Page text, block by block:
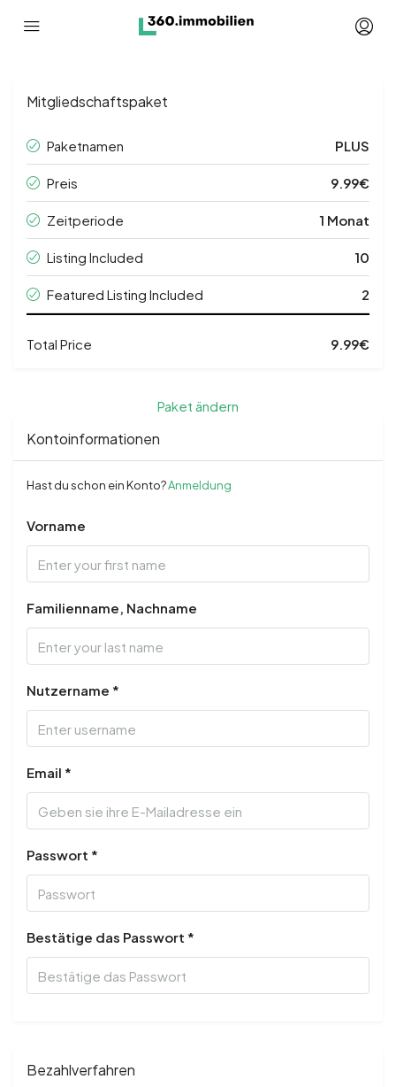
Mitgliedschaftspaket
Paketnamen PLUS
Preis 9.99€
Zeitperiode 1 Monat
Listing Included 10
Featured Listing Included 2
Total Price 9.99€
Paket ändern
Kontoinformationen
Hast du schon ein Konto?Anmeldung
Vorname
Familienname, Nachname
Nutzername *
Email *
Passwort *
Bestätige das Passwort *
Bezahlverfahren